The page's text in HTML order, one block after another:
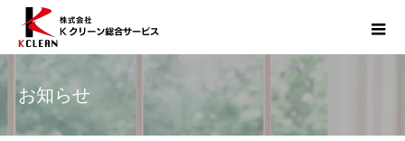
お知らせ